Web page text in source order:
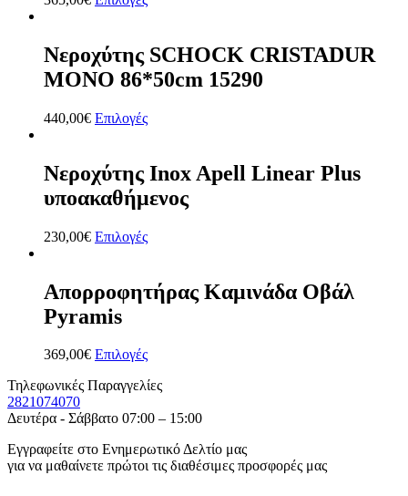
Νεροχύτης SCHOCK CRISTADUR
MONO 86*50cm 15290
440,00€ Επιλογές
Νεροχύτης Inox Apell Linear Plus
υποακαθήμενος
230,00€ Επιλογές
Απορροφητήρας Καμινάδα Οβάλ
Pyramis
369,00€ Επιλογές
Τηλεφωνικές Παραγγελίες
2821074070
Δευτέρα - Σάββατο 07:00 – 15:00
Εγγραφείτε στο Ενημερωτικό Δελτίο μας
για να μαθαίνετε πρώτοι τις διαθέσιμες προσφορές μας